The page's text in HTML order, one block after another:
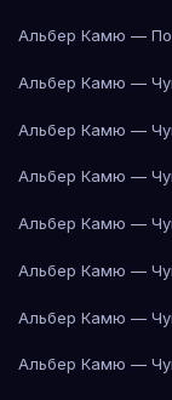
Альбер Камю —
Альбер Камю —
Альбер Камю —
Альбер Камю —
Альбер Камю —
Альбер Камю —
Альбер Камю —
Альбер Камю —